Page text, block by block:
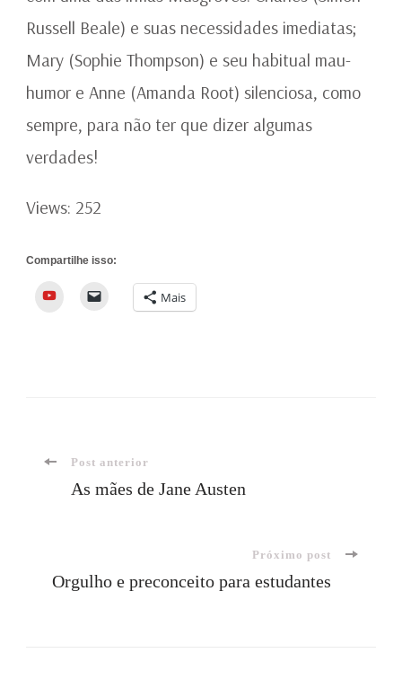
Russell Beale) e suas necessidades imediatas;
Mary (Sophie Thompson) e seu habitual mau-
humor e Anne (Amanda Root) silenciosa, como
sempre, para não ter que dizer algumas
verdades!
Views: 252
Compartilhe isso:
YouTube Mais
Navegação
post
Post anterior
As mães de Jane Austen
Próximo post
Orgulho e preconceito para estudantes